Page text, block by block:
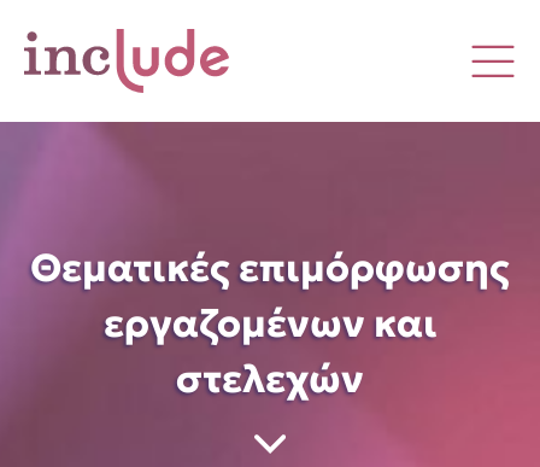
Θεματικές επιμόρφωσης
εργαζομένων και
στελεχών